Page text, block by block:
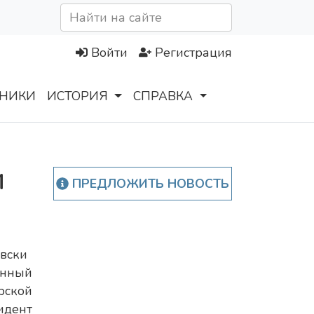
Войти Регистрация
ИСТОРИЯ СПРАВКА
ПРЕДЛОЖИТЬ НОВОСТЬ